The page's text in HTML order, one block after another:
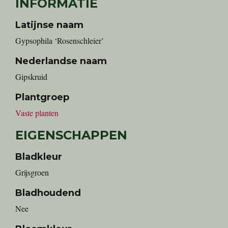
INFORMATIE
Latijnse naam
Gypsophila ‘Rosenschleier’
Nederlandse naam
gipskruid
Plantgroep
Vaste planten
EIGENSCHAPPEN
Bladkleur
Grijsgroen
Bladhoudend
Nee